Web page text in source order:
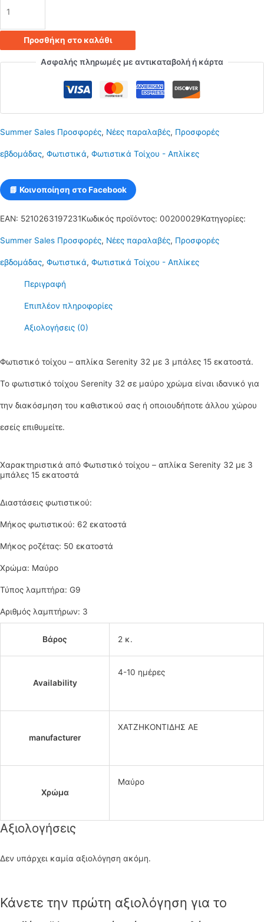
-
32
με
3
μπάλες
15
εκατοστά
σε
μαύρο
χρώμα
ποσότητα
Προσθήκη στο καλάθι
Ασφαλής πληρωμές με αντικαταβολή ή κάρτα
Summer Sales Προσφορές, Νέες παραλαβές, Προσφορές
εβδομάδας, Φωτιστικά, Φωτιστικά Τοίχου - Απλίκες
📘 Κοινοποίηση στο Facebook
EAN: 5210263197231Κωδικός προϊόντος: 00200029Κατηγορίες:
Summer Sales Προσφορές, Νέες παραλαβές, Προσφορές
εβδομάδας, Φωτιστικά, Φωτιστικά Τοίχου - Απλίκες
Περιγραφή
Επιπλέον πληροφορίες
Αξιολογήσεις (0)
Φωτιστικό τοίχου – απλίκα Serenity 32 με 3 μπάλες 15 εκατοστά.
Το φωτιστικό τοίχου Serenity 32 σε μαύρο χρώμα είναι ιδανικό για
την διακόσμηση του καθιστικού σας ή οποιουδήποτε άλλου χώρου
εσείς επιθυμείτε.
Χαρακτηριστικά από Φωτιστικό τοίχου – απλίκα Serenity 32 με 3
μπάλες 15 εκατοστά
Διαστάσεις φωτιστικού:
Μήκος φωτιστικού: 62 εκατοστά
Μήκος ροζέτας: 50 εκατοστά
Χρώμα: Μαύρο
Τύπος λαμπτήρα: G9
Αριθμός λαμπτήρων: 3
Βάρος 2 κ.
Availability
4-10 ημέρες
manufacturer
ΧΑΤΖΗΚΟΝΤΙΔΗΣ ΑΕ
Χρώμα
Μαύρο
Αξιολογήσεις
Δεν υπάρχει καμία αξιολόγηση ακόμη.
Κάνετε την πρώτη αξιολόγηση για το